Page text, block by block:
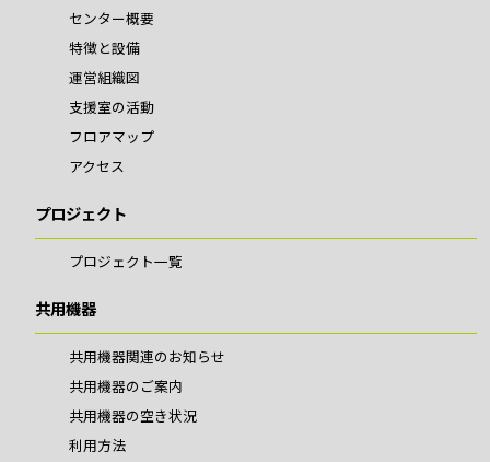
センター概要
特徴と設備
運営組織図
支援室の活動
フロアマップ
アクセス
プロジェクト
プロジェクト一覧
共用機器
共用機器関連のお知らせ
共用機器のご案内
共用機器の空き状況
利用方法